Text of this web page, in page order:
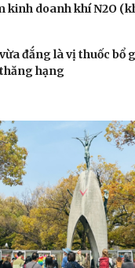
Câu
Hạt giống
kinh doanh khí N2O
đắng là vị thuốc bổ
hạng